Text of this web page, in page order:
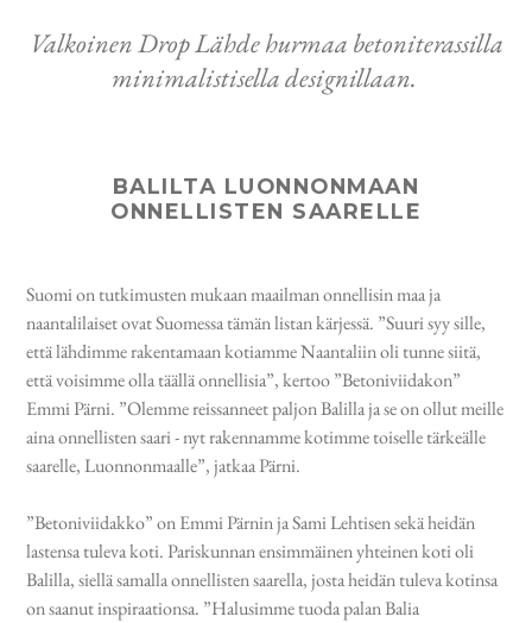
Valkoinen Drop Lähde hurmaa betoniterassilla
minimalistisella designillaan.
BALILTA LUONNONMAAN
ONNELLISTEN SAARELLE
Suomi on tutkimusten mukaan maailman onnellisin maa ja
naantalilaiset ovat Suomessa tämän listan kärjessä. ”Suuri syy sille,
että lähdimme rakentamaan kotiamme Naantaliin oli tunne siitä,
että voisimme olla täällä onnellisia”, kertoo ”Betoniviidakon”
Emmi Pärni. ”Olemme reissanneet paljon Balilla ja se on ollut meille
aina onnellisten saari - nyt rakennamme kotimme toiselle tärkeälle
saarelle, Luonnonmaalle”, jatkaa Pärni.
”Betoniviidakko” on Emmi Pärnin ja Sami Lehtisen sekä heidän
lastensa tuleva koti. Pariskunnan ensimmäinen yhteinen koti oli
Balilla, siellä samalla onnellisten saarella, josta heidän tuleva kotinsa
on saanut inspiraationsa. ”Halusimme tuoda palan Balia